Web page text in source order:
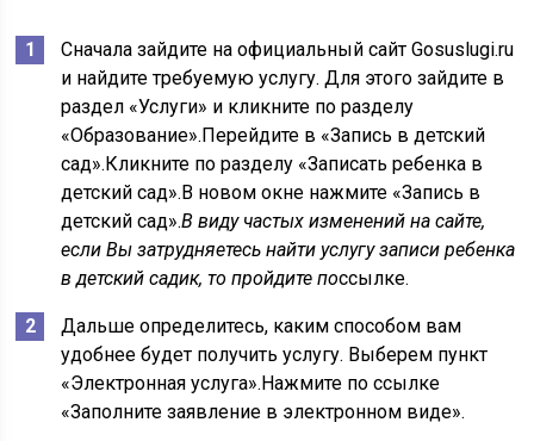
Сначала зайдите на официальный сайт Gosuslugi.ru
и найдите требуемую услугу. Для этого зайдите в
раздел «Услуги» и кликните по разделу
«Образование».Перейдите в «Запись в детский
сад».Кликните по разделу «Записать ребенка в
детский сад».В новом окне нажмите «Запись в
детский сад».В виду частых изменений на сайте,
если Вы затрудняетесь найти услугу записи ребенка
в детский садик, то пройдите поссылке.
Дальше определитесь, каким способом вам
удобнее будет получить услугу. Выберем пункт
«Электронная услуга».Нажмите по ссылке
«Заполните заявление в электронном виде».